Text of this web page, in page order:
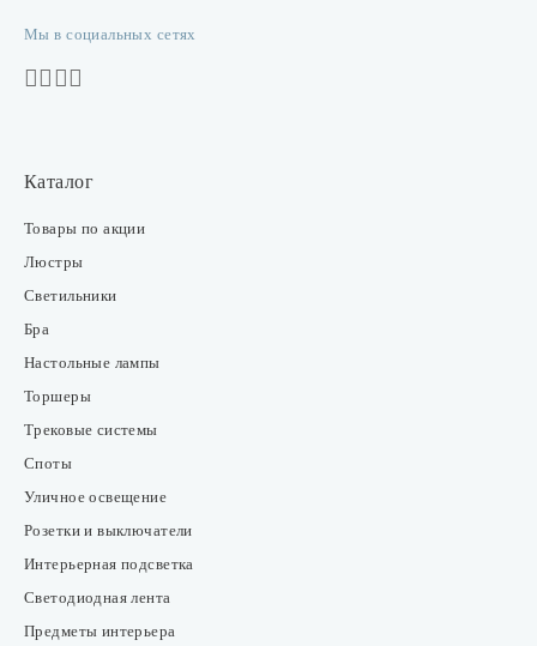
Мы в социальных сетях
Каталог
Товары по акции
Люстры
Светильники
Бра
Настольные лампы
Торшеры
Трековые системы
Споты
Уличное освещение
Розетки и выключатели
Интерьерная подсветка
Светодиодная лента
Предметы интерьера